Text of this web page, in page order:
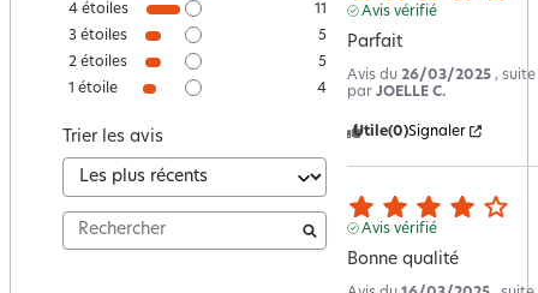
4 étoiles
11
3 étoiles
5
2 étoiles
5
1 étoile 4
Trier les avis
Avis vérifié
Parfait
Avis du 26/03/2025 ,
par JOELLE C.
Utile(0)Signaler
Avis vérifié
Bonne qualité